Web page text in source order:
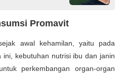
Promavit
awal kehamilan, yaitu pada
kebutuhan nutrisi ibu dan janin
perkembangan organ-organ